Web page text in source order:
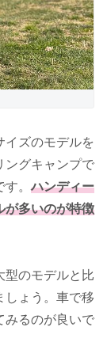
イズのモデルを
ングキャンプで
す。ハンディー
が多いのが特徴
型のモデルと比
しょう。車で移
みるのが良いで